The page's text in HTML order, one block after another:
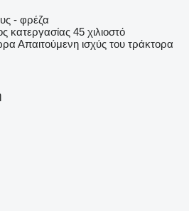
- φρέζα
κατεργασίας 45 χιλιοστό
Απαιτούμενη ισχύς του τράκτορα